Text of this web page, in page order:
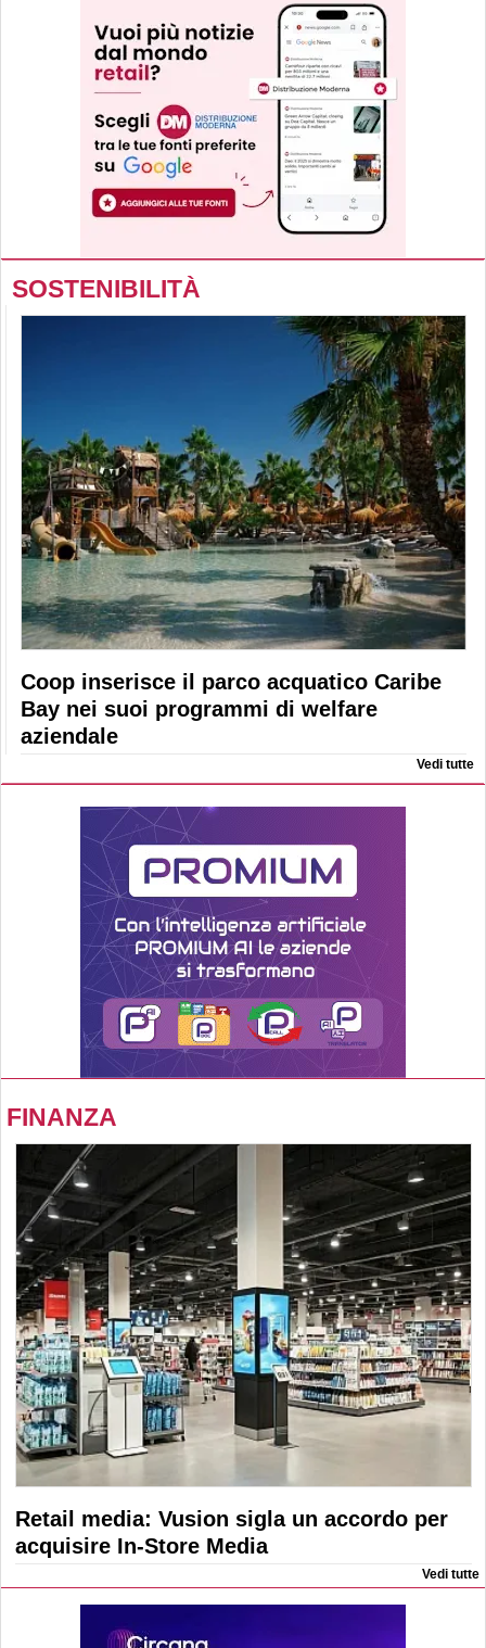
SOSTENIBILITÀ
Coop inserisce il parco acquatico Caribe
Bay nei suoi programmi di welfare
aziendale
Vedi tutte
FINANZA
Retail media: Vusion sigla un accordo per
acquisire In-Store Media
Vedi tutte